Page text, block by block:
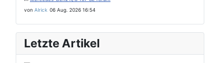
von Alrick 06 Aug. 2026 16:54
Letzte Artikel